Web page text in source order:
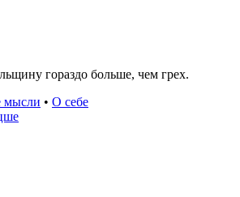
гораздо больше, чем грех.
мысли • О себе